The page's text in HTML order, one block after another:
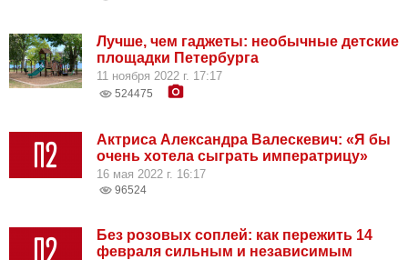
Лучше, чем гаджеты: необычные детские
площадки Петербурга
11 ноября 2022 г. 17:17
524475
Актриса Александра Валескевич: «Я бы
очень хотела сыграть императрицу»
16 мая 2022 г. 16:17
96524
Без розовых соплей: как пережить 14
февраля сильным и независимым